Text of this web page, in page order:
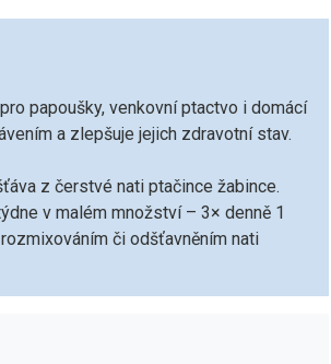
papoušky, venkovní ptactvo i domácí
a zlepšuje jejich zdravotní stav.
z čerstvé nati ptačince žabince.
v malém množství – 3× denně 1
či odšťavněním nati